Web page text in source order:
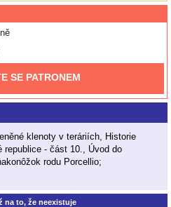
SE PATRONEM
klenoty v teráriích, Historie
republice - část 10., Úvod do
rodu Porcellio;
na to, že neexistuje